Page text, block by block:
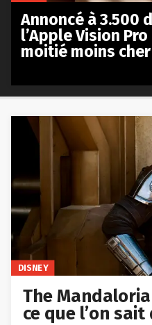
DISNEY
The
ce que l’on sait
Annoncé à 3.500
l’Apple Vision
moitié moins